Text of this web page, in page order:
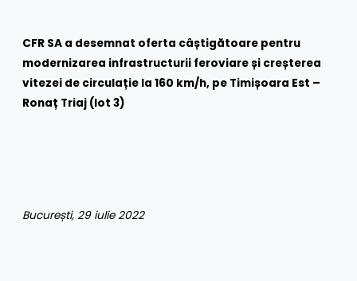
CFR SA a desemnat oferta câștigătoare pentru
modernizarea infrastructurii feroviare și creșterea
vitezei de circulație la 160 km/h, pe Timișoara Est –
Ronaț Triaj (lot 3)
București, 29 iulie 2022